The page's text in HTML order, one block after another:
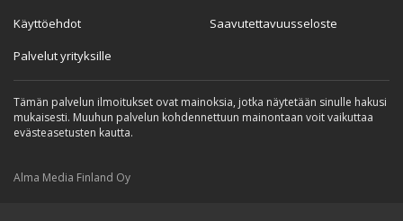
Käyttöehdot
Palvelut yrityksille
Saavutettavuusseloste
Tämän palvelun ilmoitukset ovat mainoksia, jotka näytetään sinulle hakusi
mukaisesti. Muuhun palvelun kohdennettuun mainontaan voit vaikuttaa
evästeasetusten kautta.
Alma Media Finland Oy